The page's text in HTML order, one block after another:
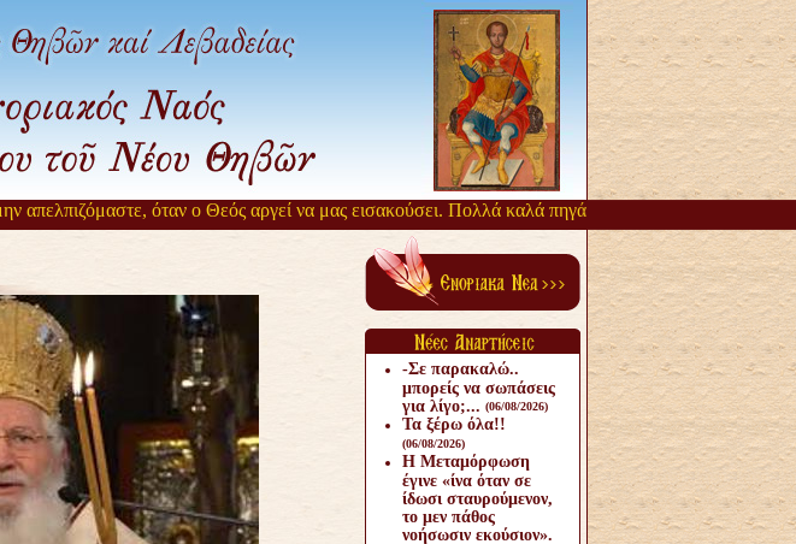
απελπιζόμαστε, όταν ο Θεός αργεί να μας εισακούσει. Πολλά καλά πηγάζουν, από την αργοπορία
-Σε παρακαλώ..
μπορείς να σωπάσεις
για λίγο;... (06/08/2026)
Τα ξέρω όλα!!
(06/08/2026)
Η Μεταμόρφωση
έγινε «ίνα όταν σε
ίδωσι σταυρούμενον,
το μεν πάθος
νοήσωσιν εκούσιον».